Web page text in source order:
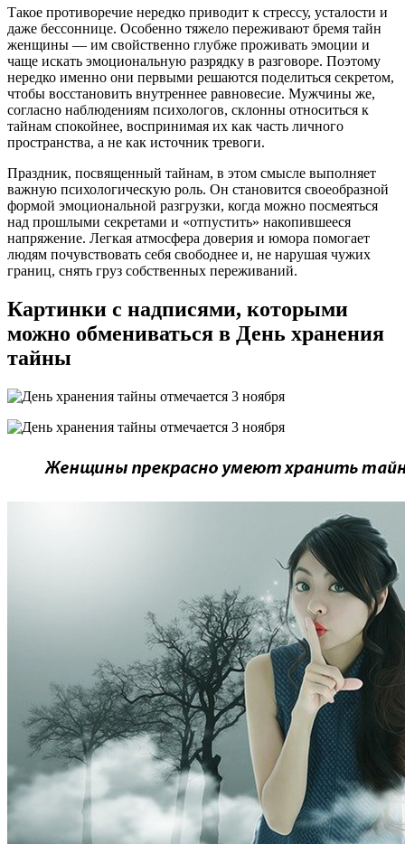
Такое противоречие нередко приводит к стрессу, усталости и
даже бессоннице. Особенно тяжело переживают бремя тайн
женщины — им свойственно глубже проживать эмоции и
чаще искать эмоциональную разрядку в разговоре. Поэтому
нередко именно они первыми решаются поделиться секретом,
чтобы восстановить внутреннее равновесие. Мужчины же,
согласно наблюдениям психологов, склонны относиться к
тайнам спокойнее, воспринимая их как часть личного
пространства, а не как источник тревоги.
Праздник, посвященный тайнам, в этом смысле выполняет
важную психологическую роль. Он становится своеобразной
формой эмоциональной разгрузки, когда можно посмеяться
над прошлыми секретами и «отпустить» накопившееся
напряжение. Легкая атмосфера доверия и юмора помогает
людям почувствовать себя свободнее и, не нарушая чужих
границ, снять груз собственных переживаний.
Картинки с надписями, которыми
можно обмениваться в День хранения
тайны